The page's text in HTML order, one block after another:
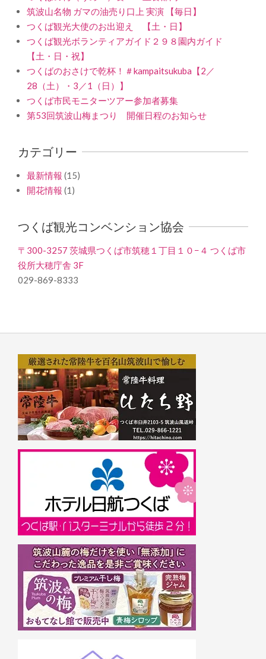
筑波山名物 ガマの油売り口上 実演 【毎日】
つくば観光大使のお出迎え 【土・日】
つくば観光ボランティアガイド２９８園内ガイド
【土・日・祝】
つくばのおさけで乾杯！＃kampaitsukuba【2／
28（土）・3／1（日）】
つくば市民モニターツアー参加者募集
第53回筑波山梅まつり 開催日程のお知らせ
カテゴリー
最新情報 (15)
開花情報 (1)
つくば観光コンベンション協会
〒300-3257 茨城県つくば市筑穂１丁目１０−４ つくば市
役所大穂庁舎 3F
029-869-8333